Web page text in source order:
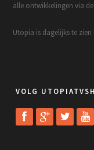
alle ontwikkelingen via
Utopia is dagelijks te zien
VOLG